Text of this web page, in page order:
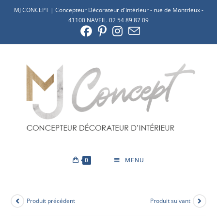
MJ CONCEPT | Concepteur Décorateur d'intérieur - rue de Montrieux -
41100 NAVEIL. 02 54 89 87 09
0 MENU
Produit précédent Produit suivant